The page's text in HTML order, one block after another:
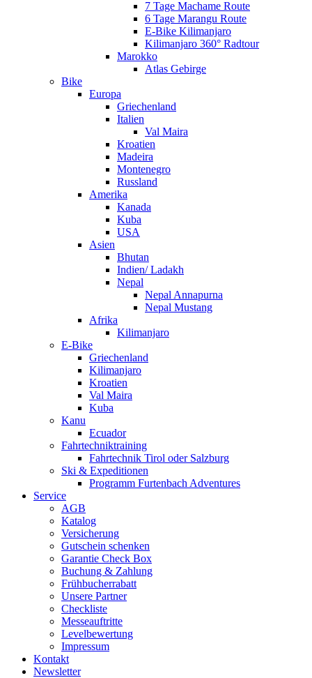
7 Tage Machame Route
6 Tage Marangu Route
E-Bike Kilimanjaro
Kilimanjaro 360° Radtour
Marokko
Atlas Gebirge
Bike
Europa
Griechenland
Italien
Val Maira
Kroatien
Madeira
Montenegro
Russland
Amerika
Kanada
Kuba
USA
Asien
Bhutan
Indien/ Ladakh
Nepal
Nepal Annapurna
Nepal Mustang
Afrika
Kilimanjaro
E-Bike
Griechenland
Kilimanjaro
Kroatien
Val Maira
Kuba
Kanu
Ecuador
Fahrtechniktraining
Fahrtechnik Tirol oder Salzburg
Ski & Expeditionen
Programm Furtenbach Adventures
Service
AGB
Katalog
Versicherung
Gutschein schenken
Garantie Check Box
Buchung & Zahlung
Frühbucherrabatt
Unsere Partner
Checkliste
Messeauftritte
Levelbewertung
Impressum
Kontakt
Newsletter